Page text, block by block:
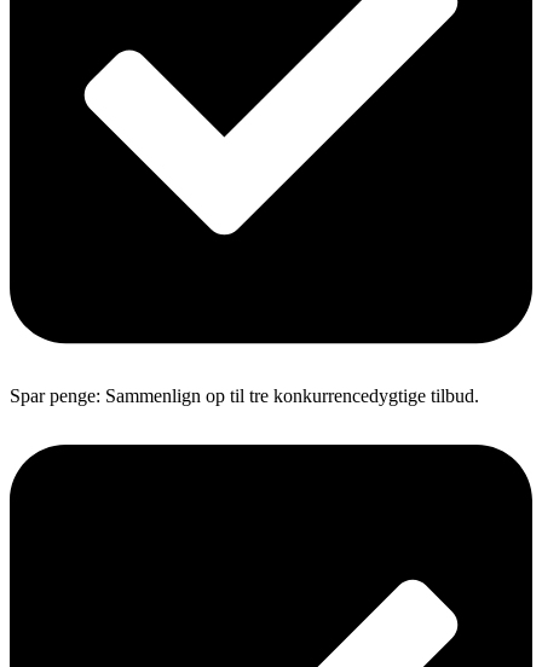
Spar penge: Sammenlign op til tre konkurrencedygtige tilbud.